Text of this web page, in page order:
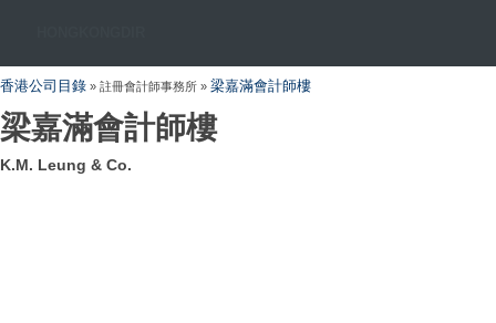
香港公司目錄 » 註冊會計師事務所 » 梁嘉滿會計師樓
梁嘉滿會計師樓
K.M. Leung & Co.